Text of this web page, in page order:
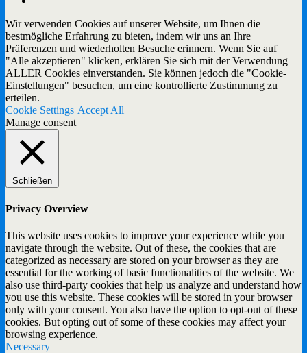
Wir verwenden Cookies auf unserer Website, um Ihnen die
bestmögliche Erfahrung zu bieten, indem wir uns an Ihre
Präferenzen und wiederholten Besuche erinnern. Wenn Sie auf
"Alle akzeptieren" klicken, erklären Sie sich mit der Verwendung
ALLER Cookies einverstanden. Sie können jedoch die "Cookie-
Einstellungen" besuchen, um eine kontrollierte Zustimmung zu
erteilen.
Cookie Settings Accept All
Manage consent
Schließen
Privacy Overview
This website uses cookies to improve your experience while you
navigate through the website. Out of these, the cookies that are
categorized as necessary are stored on your browser as they are
essential for the working of basic functionalities of the website. We
also use third-party cookies that help us analyze and understand how
you use this website. These cookies will be stored in your browser
only with your consent. You also have the option to opt-out of these
cookies. But opting out of some of these cookies may affect your
browsing experience.
Necessary